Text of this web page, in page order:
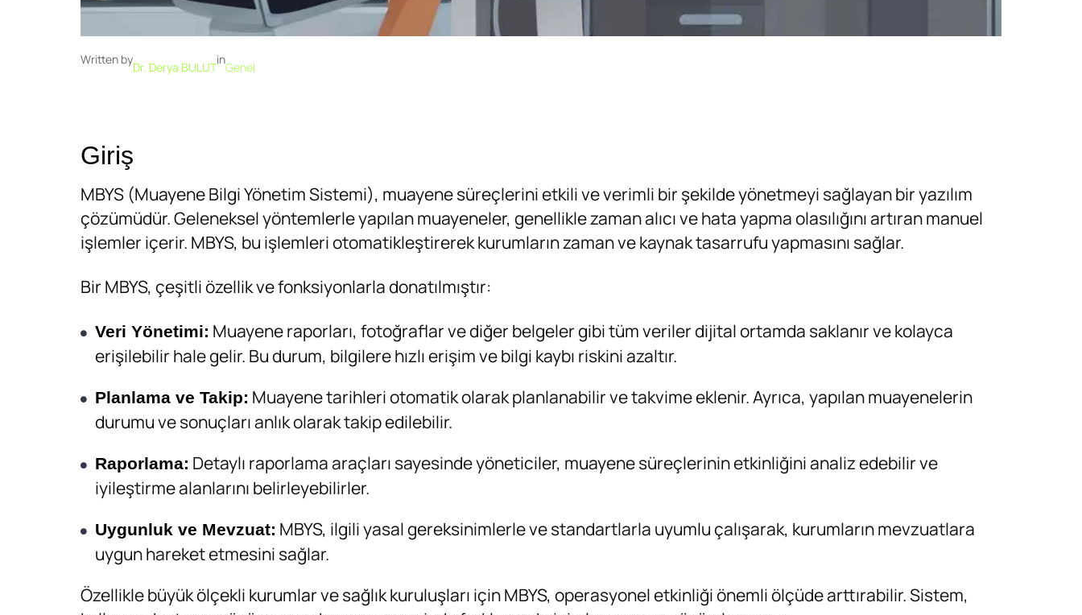
Written by
Dr. Derya BULUT
in
Genel
Giriş
MBYS (Muayene Bilgi Yönetim Sistemi), muayene süreçlerini etkili ve verimli bir şekilde yönetmeyi sağlayan bir yazılım
çözümüdür. Geleneksel yöntemlerle yapılan muayeneler, genellikle zaman alıcı ve hata yapma olasılığını artıran manuel
işlemler içerir. MBYS, bu işlemleri otomatikleştirerek kurumların zaman ve kaynak tasarrufu yapmasını sağlar.
Bir MBYS, çeşitli özellik ve fonksiyonlarla donatılmıştır:
Veri Yönetimi: Muayene raporları, fotoğraflar ve diğer belgeler gibi tüm veriler dijital ortamda saklanır ve kolayca
erişilebilir hale gelir. Bu durum, bilgilere hızlı erişim ve bilgi kaybı riskini azaltır.
Planlama ve Takip: Muayene tarihleri otomatik olarak planlanabilir ve takvime eklenir. Ayrıca, yapılan muayenelerin
durumu ve sonuçları anlık olarak takip edilebilir.
Raporlama: Detaylı raporlama araçları sayesinde yöneticiler, muayene süreçlerinin etkinliğini analiz edebilir ve
iyileştirme alanlarını belirleyebilirler.
Uygunluk ve Mevzuat: MBYS, ilgili yasal gereksinimlerle ve standartlarla uyumlu çalışarak, kurumların mevzuatlara
uygun hareket etmesini sağlar.
Özellikle büyük ölçekli kurumlar ve sağlık kuruluşları için MBYS, operasyonel etkinliği önemli ölçüde arttırabilir. Sistem,